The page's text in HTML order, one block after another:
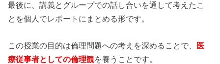
最後に、講義とグループでの話し合いを通して考えたこ
とを個人でレポートにまとめる形です。
この授業の目的は倫理問題への考えを深めることで、 医
療従事者としての倫理観を養うことです。